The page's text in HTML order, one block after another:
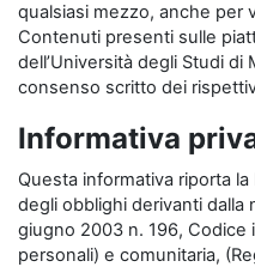
qualsiasi mezzo, anche per
Contenuti presenti sulle
dell’Università degli Studi
consenso scritto dei
Informativa
Questa informativa riporta
degli obblighi derivanti dalla
giugno 2003 n. 196, Codice
personali) e comunitaria,